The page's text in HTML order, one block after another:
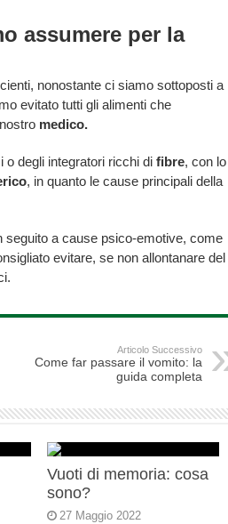
assumere per la
nonostante ci siamo sottoposti a
evitato tutti gli alimenti che
medico.
degli integratori ricchi di fibre, con lo
, in quanto le cause principali della
seguito a cause psico-emotive, come
evitare, se non allontanare del
Articolo Successivo
Come far passare il vomito: la
guida completa
Vuoti di memoria: cosa
sono?
27 Maggio 2022